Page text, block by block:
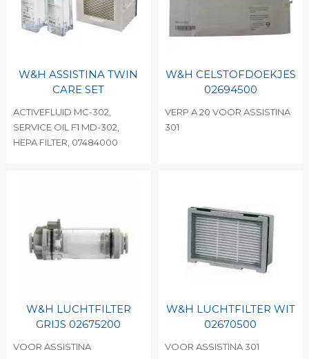
W&H ASSISTINA TWIN
CARE SET
ACTIVEFLUID MC-302,
SERVICE OIL F1 MD-302,
HEPA FILTER, 07484000
W&H CELSTOFDOEKJES
02694500
VERP A 20 VOOR ASSISTINA
301
W&H LUCHTFILTER
GRIJS 02675200
VOOR ASSISTINA
W&H LUCHTFILTER WIT
02670500
VOOR ASSISTINA 301